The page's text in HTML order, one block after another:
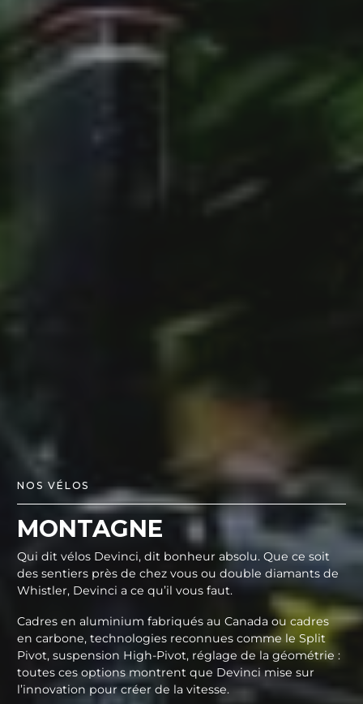
NOS VÉLOS
MONTAGNE
Qui dit vélos Devinci, dit bonheur absolu. Que ce soit
des sentiers près de chez vous ou double diamants de
Whistler, Devinci a ce qu’il vous faut.
Cadres en aluminium fabriqués au Canada ou cadres
en carbone, technologies reconnues comme le Split
Pivot, suspension High-Pivot, réglage de la géométrie :
toutes ces options montrent que Devinci mise sur
l’innovation pour créer de la vitesse.